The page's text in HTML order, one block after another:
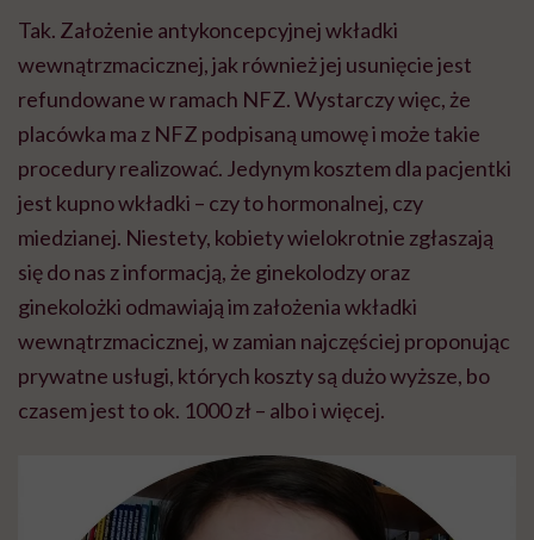
Tak. Założenie antykoncepcyjnej wkładki
wewnątrzmacicznej, jak również jej usunięcie jest
refundowane w ramach NFZ. Wystarczy więc, że
placówka ma z NFZ podpisaną umowę i może takie
procedury realizować. Jedynym kosztem dla pacjentki
jest kupno wkładki – czy to hormonalnej, czy
miedzianej. Niestety, kobiety wielokrotnie zgłaszają
się do nas z informacją, że ginekolodzy oraz
ginekolożki odmawiają im założenia wkładki
wewnątrzmacicznej, w zamian najczęściej proponując
prywatne usługi, których koszty są dużo wyższe, bo
czasem jest to ok. 1000 zł – albo i więcej.